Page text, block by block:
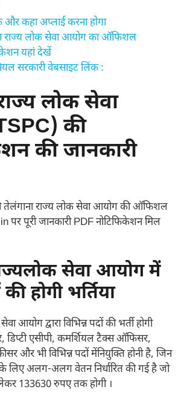
कहा अप्लाई करना होगा
राज्य लोक सेवा आयोग का ऑफिशल
यहां देखें
सरकारी वेबसाइट लिंक :
लोक सेवा
की
की जानकारी
तेलंगाना राज्य लोक सेवा आयोग की ऑफिशल
पर पूरी जानकारी PDF नोटिफिकेशन मिल
सेवा आयोग में
होगी भर्तिया
आयोग द्वारा विभिन्न पदों की भर्ती होगी
डिप्टी एसीपी, कमर्शियल टैक्स ऑफिसर,
और भी विभिन्न पदों मेंनियुक्ति होनी है, जिन
अलग-अलग वेतन निर्धारित की गई है जो
133630 रुपए तक होगी ।